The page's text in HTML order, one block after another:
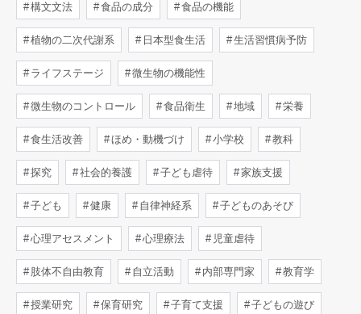
構文文法 食品の成分 食品の機能
植物の二次代謝系 日本型食生活 生活習慣病予防
ライフステージ 微生物の機能性
微生物のコントロール 食品衛生 地域 栄養
食生活改善 ほめ・動機づけ 小学校 教科
探究 社会的養護 子ども虐待 家族支援
子ども 健康 自律神経系 子どものあそび
心理アセスメント 心理療法 児童虐待
肢体不自由教育 自立活動 内部専門家 教育学
授業研究 保育研究 子育て支援 子どもの遊び